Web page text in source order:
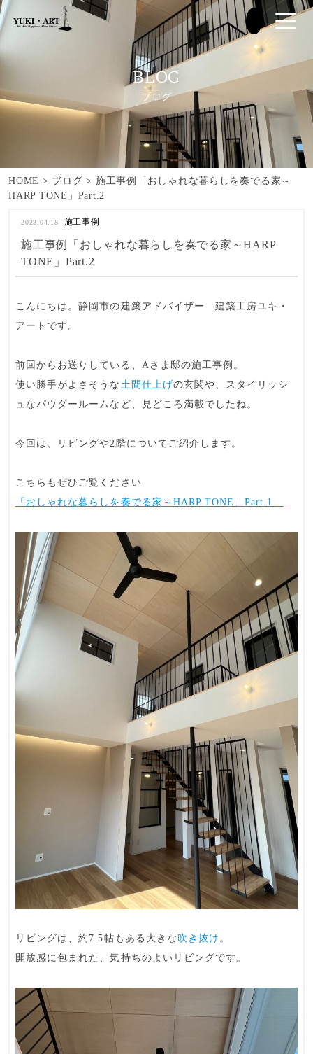
BLOG
ブログ
HOME > ブログ > 施工事例「おしゃれな暮らしを奏でる家～
HARP TONE」Part.2
施工事例「おしゃれな暮らしを奏でる家～HARP
TONE」Part.2
2023.04.18 施工事例
こんにちは。静岡市の建築アドバイザー 建築工房ユキ・
アート です。
前回からお送りしている、 Aさま邸の施工事例。
使い勝手がよさそうな 土間仕上げの玄関 や、スタイリッシ
ュなパウダールーム など、見どころ満載でしたね。
今回は、リビングや2階についてご紹介します。
こちらもぜひご覧ください
「おしゃれな暮らしを奏でる家～HARP TONE」Part.1
リビングは、約7.5帖もある大きな 吹き抜け 。
開放感に包まれた、気持ちのよいリビングです。